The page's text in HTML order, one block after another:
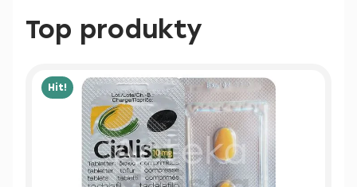
Top produkty
Hit!